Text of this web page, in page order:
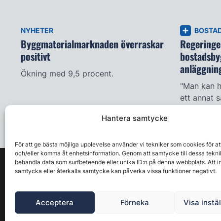
Hantera samtycke
För att ge bästa möjliga upplevelse använder vi tekniker som cookies för
och/eller komma åt enhetsinformation. Genom att samtycke till dessa
behandla data som surfbeteende eller unika ID:n på denna webbplats. Att
samtycka eller återkalla samtycke kan påverka vissa funktioner negativt.
Acceptera Förneka Visa
NYHETER
Byggmaterialmarknaden överraskar
positivt
Ökning med 9,5 procent.
"Man kan
ett annat